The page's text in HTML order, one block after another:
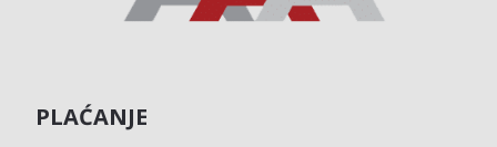
PLAĆANJE